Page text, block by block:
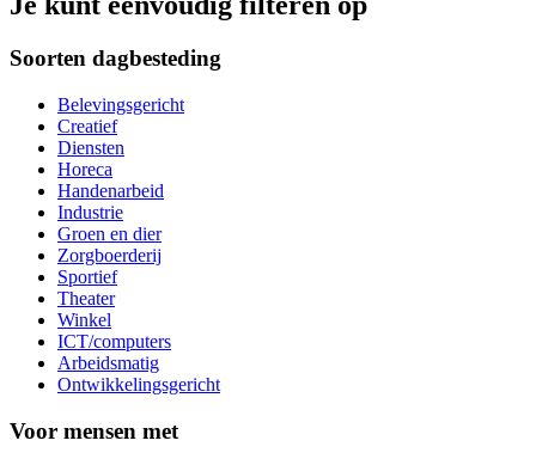
Soorten dagbesteding
Belevingsgericht
Creatief
Diensten
Horeca
Handenarbeid
Industrie
Groen en dier
Zorgboerderij
Sportief
Theater
Winkel
ICT/computers
Arbeidsmatig
Ontwikkelingsgericht
Voor mensen met